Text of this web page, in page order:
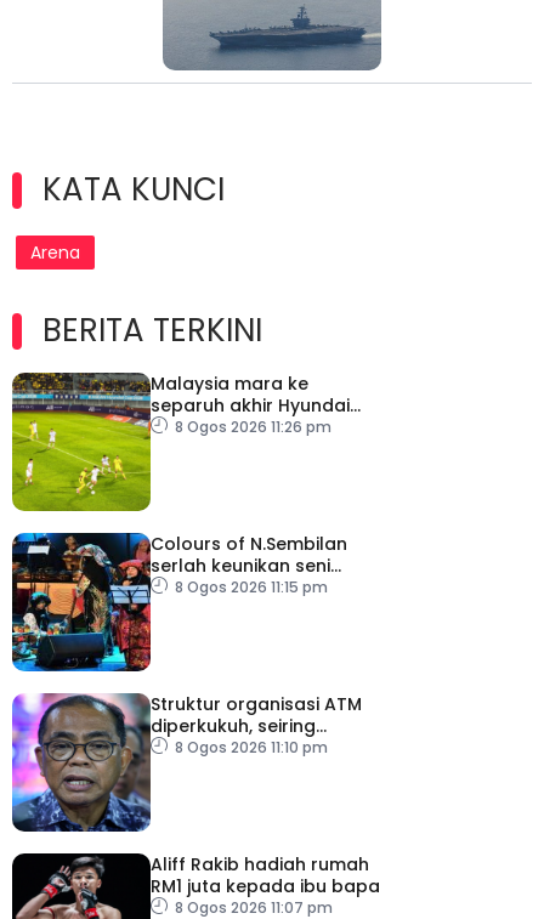
KATA KUNCI
Arena
BERITA TERKINI
Malaysia mara ke
separuh akhir Hyundai
ASEAN Cup
8 Ogos 2026 11:26 pm
Colours of N.Sembilan
serlah keunikan seni
budaya negeri beradat
8 Ogos 2026 11:15 pm
Struktur organisasi ATM
diperkukuh, seiring
pemodenan aset
8 Ogos 2026 11:10 pm
Aliff Rakib hadiah rumah
RM1 juta kepada ibu bapa
8 Ogos 2026 11:07 pm